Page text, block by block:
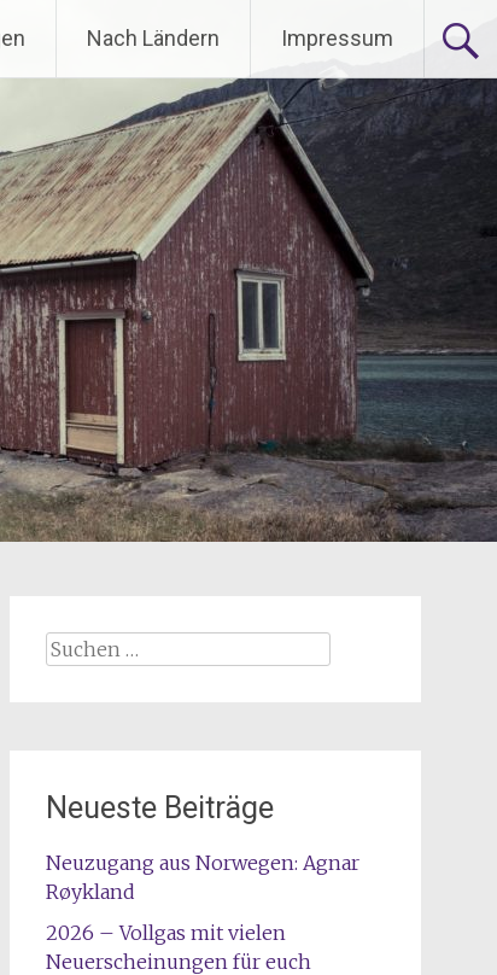
Nach Ländern Impressum
Suchen
Neueste Beiträge
Neuzugang aus Norwegen: Agnar
Røykland
2026 – Vollgas mit vielen
Neuerscheinungen für euch